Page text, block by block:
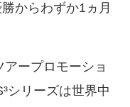
からわずか1ヵ月
ープロモーショ
シリーズは世界中